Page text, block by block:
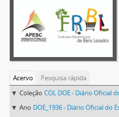
Acervo
Pesquisa rápida
Coleção COL DOE - Diário Oficial
Ano DOE_1936 - Diário Oficial do